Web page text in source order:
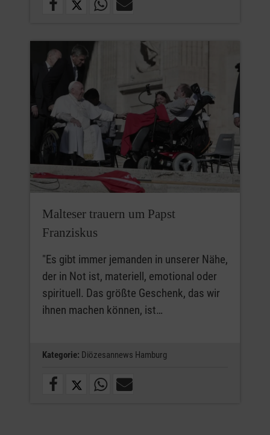
Malteser trauern um Papst
Franziskus
"Es gibt immer jemanden in unserer Nähe,
der in Not ist, materiell, emotional oder
spirituell. Das größte Geschenk, das wir
ihnen machen können, ist…
Kategorie: Diözesannews Hamburg